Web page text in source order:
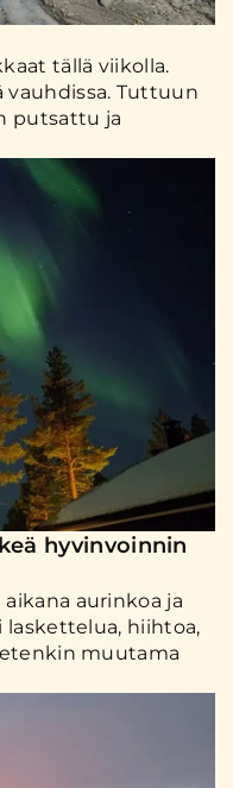
tällä viikolla.
vauhdissa. Tuttuun
putsattu ja
hyvinvoinnin
aurinkoa ja
hiihtoa,
muutama